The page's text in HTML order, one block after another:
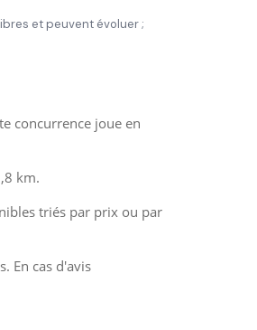
et peuvent évoluer ;
concurrence joue en
km.
triés par prix ou par
En cas d'avis